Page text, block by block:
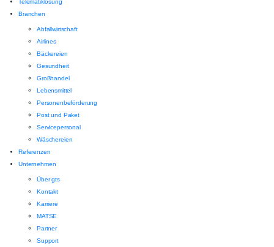
Telematiklösung
Branchen
Abfallwirtschaft
Airlines
Bäckereien
Gesundheit
Großhandel
Lebensmittel
Personenbeförderung
Post und Paket
Servicepersonal
Wäschereien
Referenzen
Unternehmen
Über gts
Kontakt
Karriere
MATSE
Partner
Support